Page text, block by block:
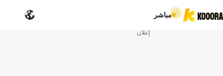
مباشر
إعلان